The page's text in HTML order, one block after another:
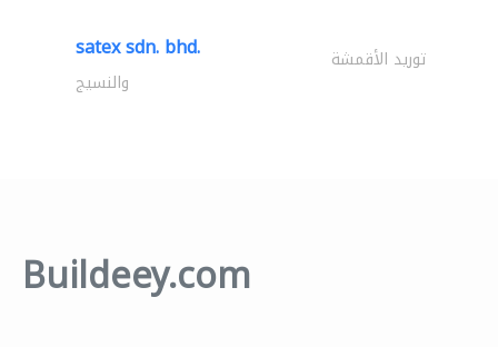
satex sdn. bhd. توريد الأقمشة
والنسيج
Buildeey.com